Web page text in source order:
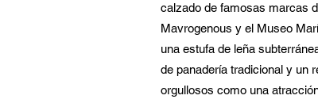
calzado de famosas marcas
Mavrogenous y el Museo
una estufa de leña
de panadería tradicional y un
orgullosos como una